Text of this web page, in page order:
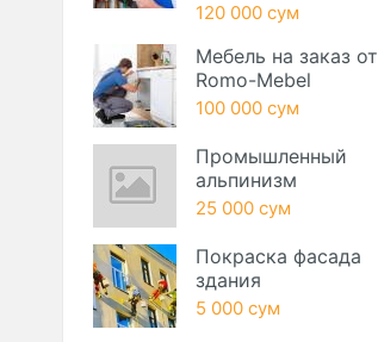
"IMZO
КАРАКАЛПАКСТАНСКИЙ
РЕСПУБЛИКАНСКИЙ
120 000 сум
Мебель на заказ от
Romo-Mebel
100 000 сум
Промышленный
альпинизм
25 000 сум
Покраска фасада
здания
5 000 сум